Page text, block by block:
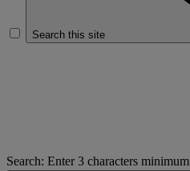
Search this site
Search: Enter 3 characters minimum